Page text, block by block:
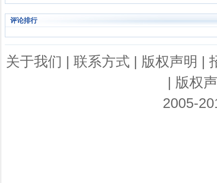
评论排行
关于我们 | 联系方式 | 版权声明 |
| 版权
2005-